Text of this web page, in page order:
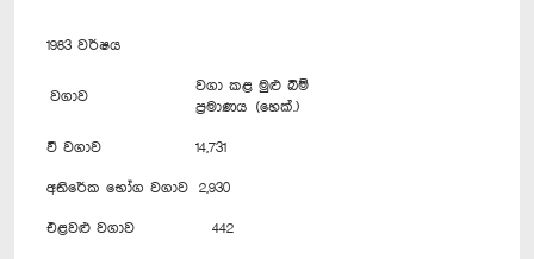
1983 වර්ෂය
වගාව
වගා කළ මුළු බිම්
ප්‍රමාණය (හෙක්.)
වී වගාව 14,731
අතිරේක භෝග වගාව 2,930
එළවළු වගාව 442